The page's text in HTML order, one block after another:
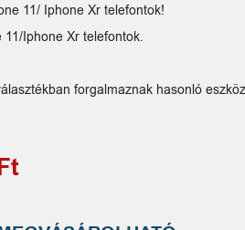
11/ Iphone Xr telefontok!
Iphone Xr telefontok.
forgalmaznak hasonló